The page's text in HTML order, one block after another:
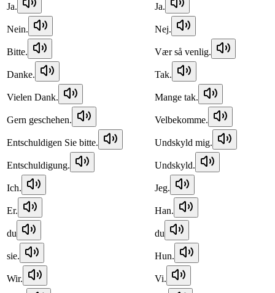
Ja. Ja.
Nein. Nej.
Bitte. Vær så venlig.
Danke. Tak.
Vielen Dank. Mange tak.
Gern geschehen. Velbekomme.
Entschuldigen Sie bitte. Undskyld mig.
Entschuldigung. Undskyld.
Ich. Jeg.
Er. Han.
du du
sie. Hun.
Wir. Vi.